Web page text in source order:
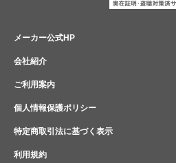
メーカー公式HP
会社紹介
ご利用案内
個人情報保護ポリシー
特定商取引法に基づく表示
利用規約